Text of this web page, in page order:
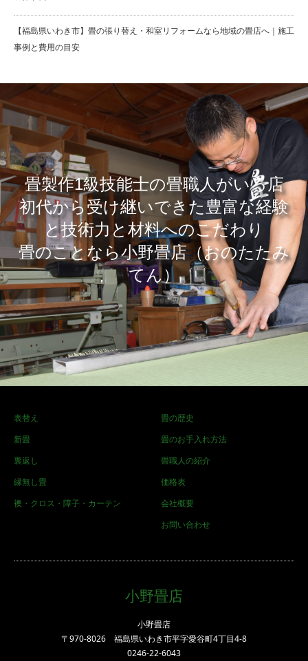
【福島県いわき市】畳の張り替え・和室リフォームなら地域の畳店へ｜施工
事例と費用の目安
畳製作1級技能士の畳職人がいる店
​初代から受け継いできた豊富な経験
と技術力と材料へのこだわり
畳のことなら小野畳店（おのたたみ
てん）
表替え
新畳
裏返し
縁無し畳
襖・クロス・障子・カーテン
畳の歴史
畳のお手入れ方法
畳職人の紹介
価格表
会社概要
お問い合わせ
小野畳店
小野畳店
〒970-8026 福島県いわき市平字愛谷町4丁目4-8
0246-22-6043